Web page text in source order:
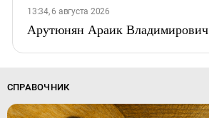
13:34, 6 августа 2026
Арутюнян Араик Владимирович
СПРАВОЧНИК